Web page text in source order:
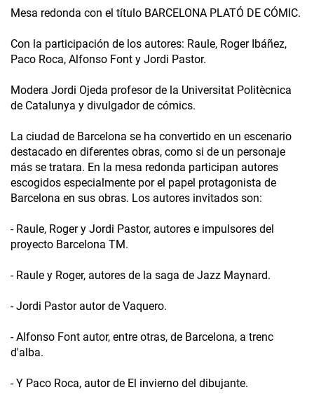
Mesa redonda con el título BARCELONA PLATÓ DE CÓMIC.
Con la participación de los autores: Raule, Roger Ibáñez,
Paco Roca, Alfonso Font y Jordi Pastor.
Modera Jordi Ojeda profesor de la Universitat Politècnica
de Catalunya y divulgador de cómics.
La ciudad de Barcelona se ha convertido en un escenario
destacado en diferentes obras, como si de un personaje
más se tratara. En la mesa redonda participan autores
escogidos especialmente por el papel protagonista de
Barcelona en sus obras. Los autores invitados son:
- Raule, Roger y Jordi Pastor, autores e impulsores del
proyecto Barcelona TM.
- Raule y Roger, autores de la saga de Jazz Maynard.
- Jordi Pastor autor de Vaquero.
- Alfonso Font autor, entre otras, de Barcelona, a trenc
d'alba.
- Y Paco Roca, autor de El invierno del dibujante.